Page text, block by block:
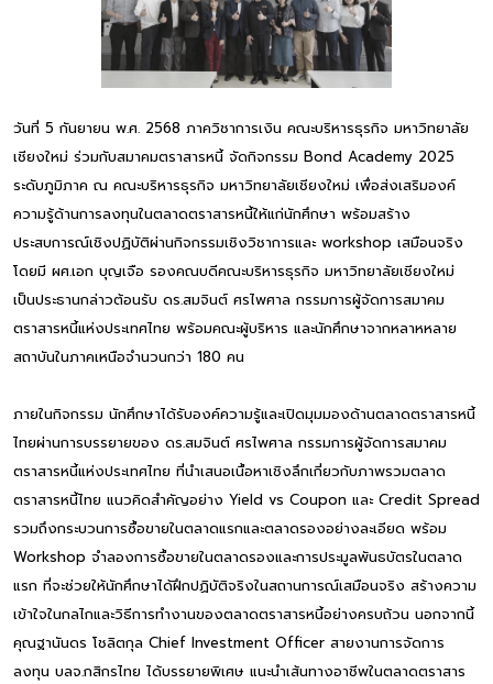
วันที่ 5 กันยายน พ.ศ. 2568 ภาควิชาการเงิน คณะบริหารธุรกิจ มหาวิทยาลัย
เชียงใหม่ ร่วมกับสมาคมตราสารหนี้ จัดกิจกรรม Bond Academy 2025
ระดับภูมิภาค ณ คณะบริหารธุรกิจ มหาวิทยาลัยเชียงใหม่ เพื่อส่งเสริมองค์
ความรู้ด้านการลงทุนในตลาดตราสารหนี้ให้แก่นักศึกษา พร้อมสร้าง
ประสบการณ์เชิงปฏิบัติผ่านกิจกรรมเชิงวิชาการและ workshop เสมือนจริง
โดยมี ผศ.เอก บุญเจือ รองคณบดีคณะบริหารธุรกิจ มหาวิทยาลัยเชียงใหม่
เป็นประธานกล่าวต้อนรับ ดร.สมจินต์ ศรไพศาล กรรมการผู้จัดการสมาคม
ตราสารหนี้แห่งประเทศไทย พร้อมคณะผู้บริหาร และนักศึกษาจากหลาหหลาย
สถาบันในภาคเหนือจำนวนกว่า 180 คน
ภายในกิจกรรม นักศึกษาได้รับองค์ความรู้และเปิดมุมมองด้านตลาดตราสารหนี้
ไทยผ่านการบรรยายของ ดร.สมจินต์ ศรไพศาล กรรมการผู้จัดการสมาคม
ตราสารหนี้แห่งประเทศไทย ที่นำเสนอเนื้อหาเชิงลึกเกี่ยวกับภาพรวมตลาด
ตราสารหนี้ไทย แนวคิดสำคัญอย่าง Yield vs Coupon และ Credit Spread
รวมถึงกระบวนการซื้อขายในตลาดแรกและตลาดรองอย่างละเอียด พร้อม
Workshop จำลองการซื้อขายในตลาดรองและการประมูลพันธบัตรในตลาด
แรก ที่จะช่วยให้นักศึกษาได้ฝึกปฏิบัติจริงในสถานการณ์เสมือนจริง สร้างความ
เข้าใจในกลไกและวิธีการทำงานของตลาดตราสารหนี้อย่างครบถ้วน นอกจากนี้
คุณฐานันดร โชลิตกุล Chief Investment Officer สายงานการจัดการ
ลงทุน บลจ.กสิกรไทย ได้บรรยายพิเศษ แนะนำเส้นทางอาชีพในตลาดตราสาร